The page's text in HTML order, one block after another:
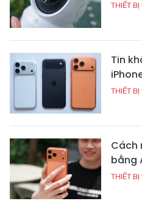
THIẾT BỊ
Tin
THIẾT BỊ
Cách
bằng
THIẾT BỊ